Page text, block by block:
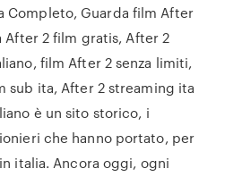
Completo, Guarda film After
2 film gratis, After 2
film After 2 senza limiti,
sub ita, After 2 streaming ita
è un sito storico, i
che hanno portato, per
italia. Ancora oggi, ogni